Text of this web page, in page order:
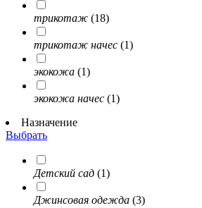
трикотаж (18)
трикотаж начес (1)
экокожа (1)
экокожа начес (1)
Назначение
Выбрать
Детский сад (1)
Джинсовая одежда (3)